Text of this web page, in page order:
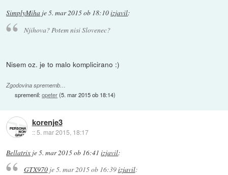
SimplyMiha je5. mar 2015 ob 18:10izjavil:
Njihova? Potem nisi Slovenec?
Nisem oz. je to malo komplicirano :)
Zgodovina sprememb…
spremenil:opeter(5. mar 2015 ob 18:14)
korenje3
::5. mar 2015, 18:17
Bellatrix je5. mar 2015 ob 16:41 izjavil:
GTX970je5. mar 2015 ob 16:39izjavil: